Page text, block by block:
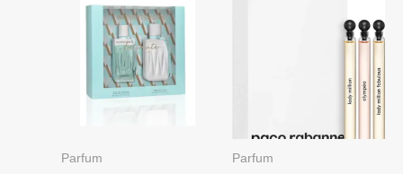
Parfum Parfum